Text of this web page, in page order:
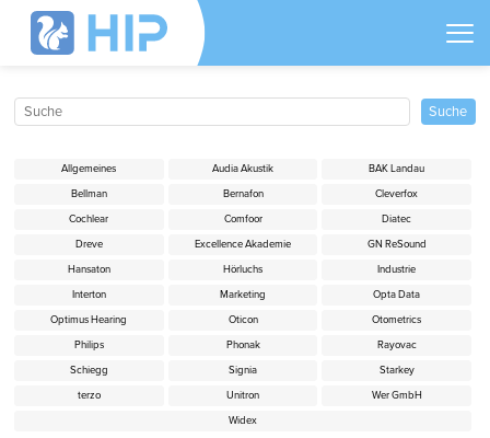
Allgemeines Audia Akustik
BAK Landau
Bellman
Bernafon
Cleverfox
Cochlear
Comfoor
Diatec
Dreve
Excellence Akademie
GN ReSound
Hansaton
Hörluchs
Industrie
Interton
Marketing
Opta Data
Optimus Hearing
Oticon
Otometrics
Philips
Phonak
Rayovac
Schiegg
Signia
Starkey
terzo
Unitron
Wer GmbH
Widex